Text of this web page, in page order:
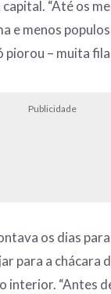
“Até os
e menos
piorou – muita
Publicidade
os dias
para a chácara
interior. “Antes